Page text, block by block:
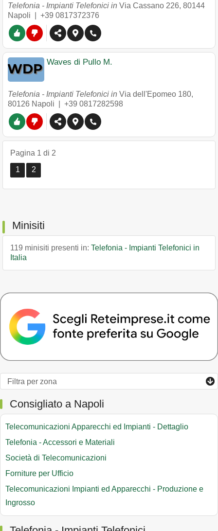
Telefonia - Impianti Telefonici in Via Cassano 226, 80144
Napoli
+39 0817372376
Waves di Pullo M.
Telefonia - Impianti Telefonici in Via dell'Epomeo 180,
80126 Napoli +39 0817282598
Pagina 1 di 2
1
2
Minisiti
119 minisiti presenti in: Telefonia - Impianti Telefonici in
Italia
Consigliato a Napoli
Telecomunicazioni Apparecchi ed Impianti - Dettaglio
Telefonia - Accessori e Materiali
Società di Telecomunicazioni
Forniture per Ufficio
Telecomunicazioni Impianti ed Apparecchi - Produzione e
Ingrosso